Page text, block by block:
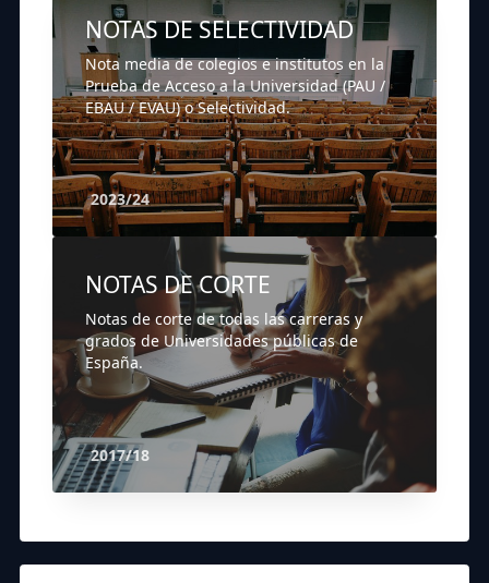
NOTAS DE SELECTIVIDAD
Nota media de colegios e institutos en la
Prueba de Acceso a la Universidad (PAU /
EBAU / EVAU) o Selectividad.
2023/24
NOTAS DE CORTE
Notas de corte de todas las carreras y
grados de Universidades públicas de
España.
2017/18